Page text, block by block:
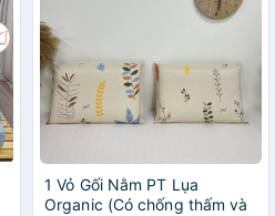
1 Vỏ Gối Nằm PT Lụa
Organic (Có chống thấm và